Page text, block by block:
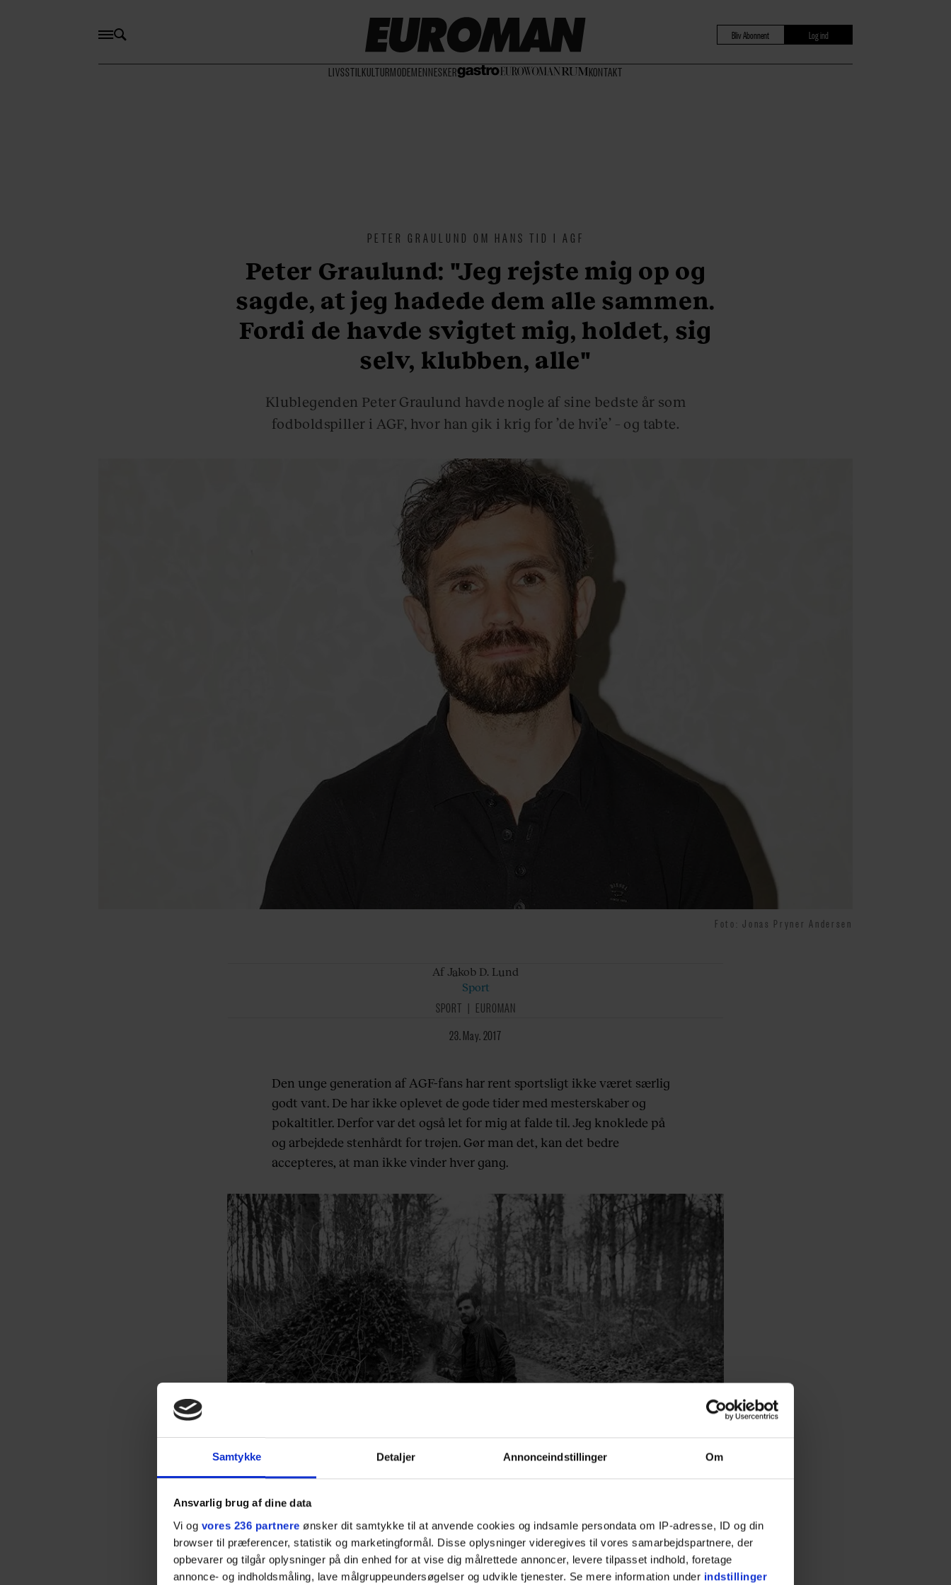
Samtykke Detaljer Annonceindstillinger Om
Ansvarlig brug af dine data
Vi og vores 236 partnere ønsker dit samtykke til at anvende cookies og indsamle persondata om IP-adresse, ID og din
browser til præferencer, statistik og marketingformål. Disse oplysninger videregives til vores samarbejdspartnere, der
opbevarer og tilgår oplysninger på din enhed for at vise dig målrettede annoncer, levere tilpasset indhold, foretage
annonce- og indholdsmåling, lave målgruppeundersøgelser og udvikle tjenester. Se mere information under indstillinger
LIVSSTIL KULTURMODEMENNESKER KONTAKT
Bliv Abonnent Log ind
PETER GRAULUND OM HANS TID I AGF
Peter Graulund: "Jeg rejste mig op og
sagde, at jeg hadede dem alle sammen.
Fordi de havde svigtet mig, holdet, sig
selv, klubben, alle"
Klublegenden Peter Graulund havde nogle af sine bedste år som
fodboldspiller i AGF, hvor han gik i krig for ’de hvi’e’ – og tabte.
Foto: Jonas Pryner Andersen
Af Jakob D. Lund
Sport
SPORT
EUROMAN
23. May. 2017
Den unge generation af AGF-fans har rent sportsligt ikke været særlig
godt vant. De har ikke oplevet de gode tider med mesterskaber og
pokaltitler. Derfor var det også let for mig at falde til. Jeg knoklede på
og arbejdede stenhårdt for trøjen. Gør man det, kan det bedre
accepteres, at man ikke vinder hver gang.
Som spiller var jeg klart den type, der gik til stregen – og også over. Jeg
er ikke særlig høj. Ofte spillede jeg over for modstandere, der var både